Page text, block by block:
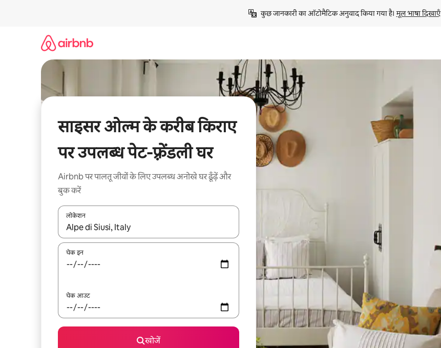
कुछ जानकारी का ऑटोमैटिक अनुवाद किया गया है। मूल भाषा दिखाएँ
साइसर ओल्म के करीब किराए
पर उपलब्ध पेट-फ़्रेंडली घर
Airbnb पर पालतू जीवों के लिए उपलब्ध अनोखे घर ढूँढ़ें और
बुक करें
लोकेशन
नतीजों के उपलब्ध होने पर, अप और डाउन 'ऐरो की' का इस्तेमाल करके नेविगेट करें या टच या फिर स्वाइप जेस्चर का इस्तेमाल करके एक्सप्लोर करें।
चेक इन
चेक आउट
खोजें